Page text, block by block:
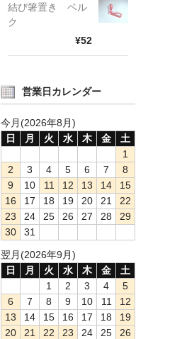
結び箸置き ベル
ク
¥52
営業日カレンダー
今月(2026年8月)
日
月 火 水 木 金
土
1
2
3 4 5 6 7
8
9
10 11 12 13 14
15
16
17 18 19 20 21
22
23
24 25 26 27 28
29
30
31
翌月(2026年9月)
日
月 火 水 木 金
土
1
2 3 4
5
6
7 8 9 10 11
12
13
14 15 16 17 18
19
20
21 22 23 24 25
26